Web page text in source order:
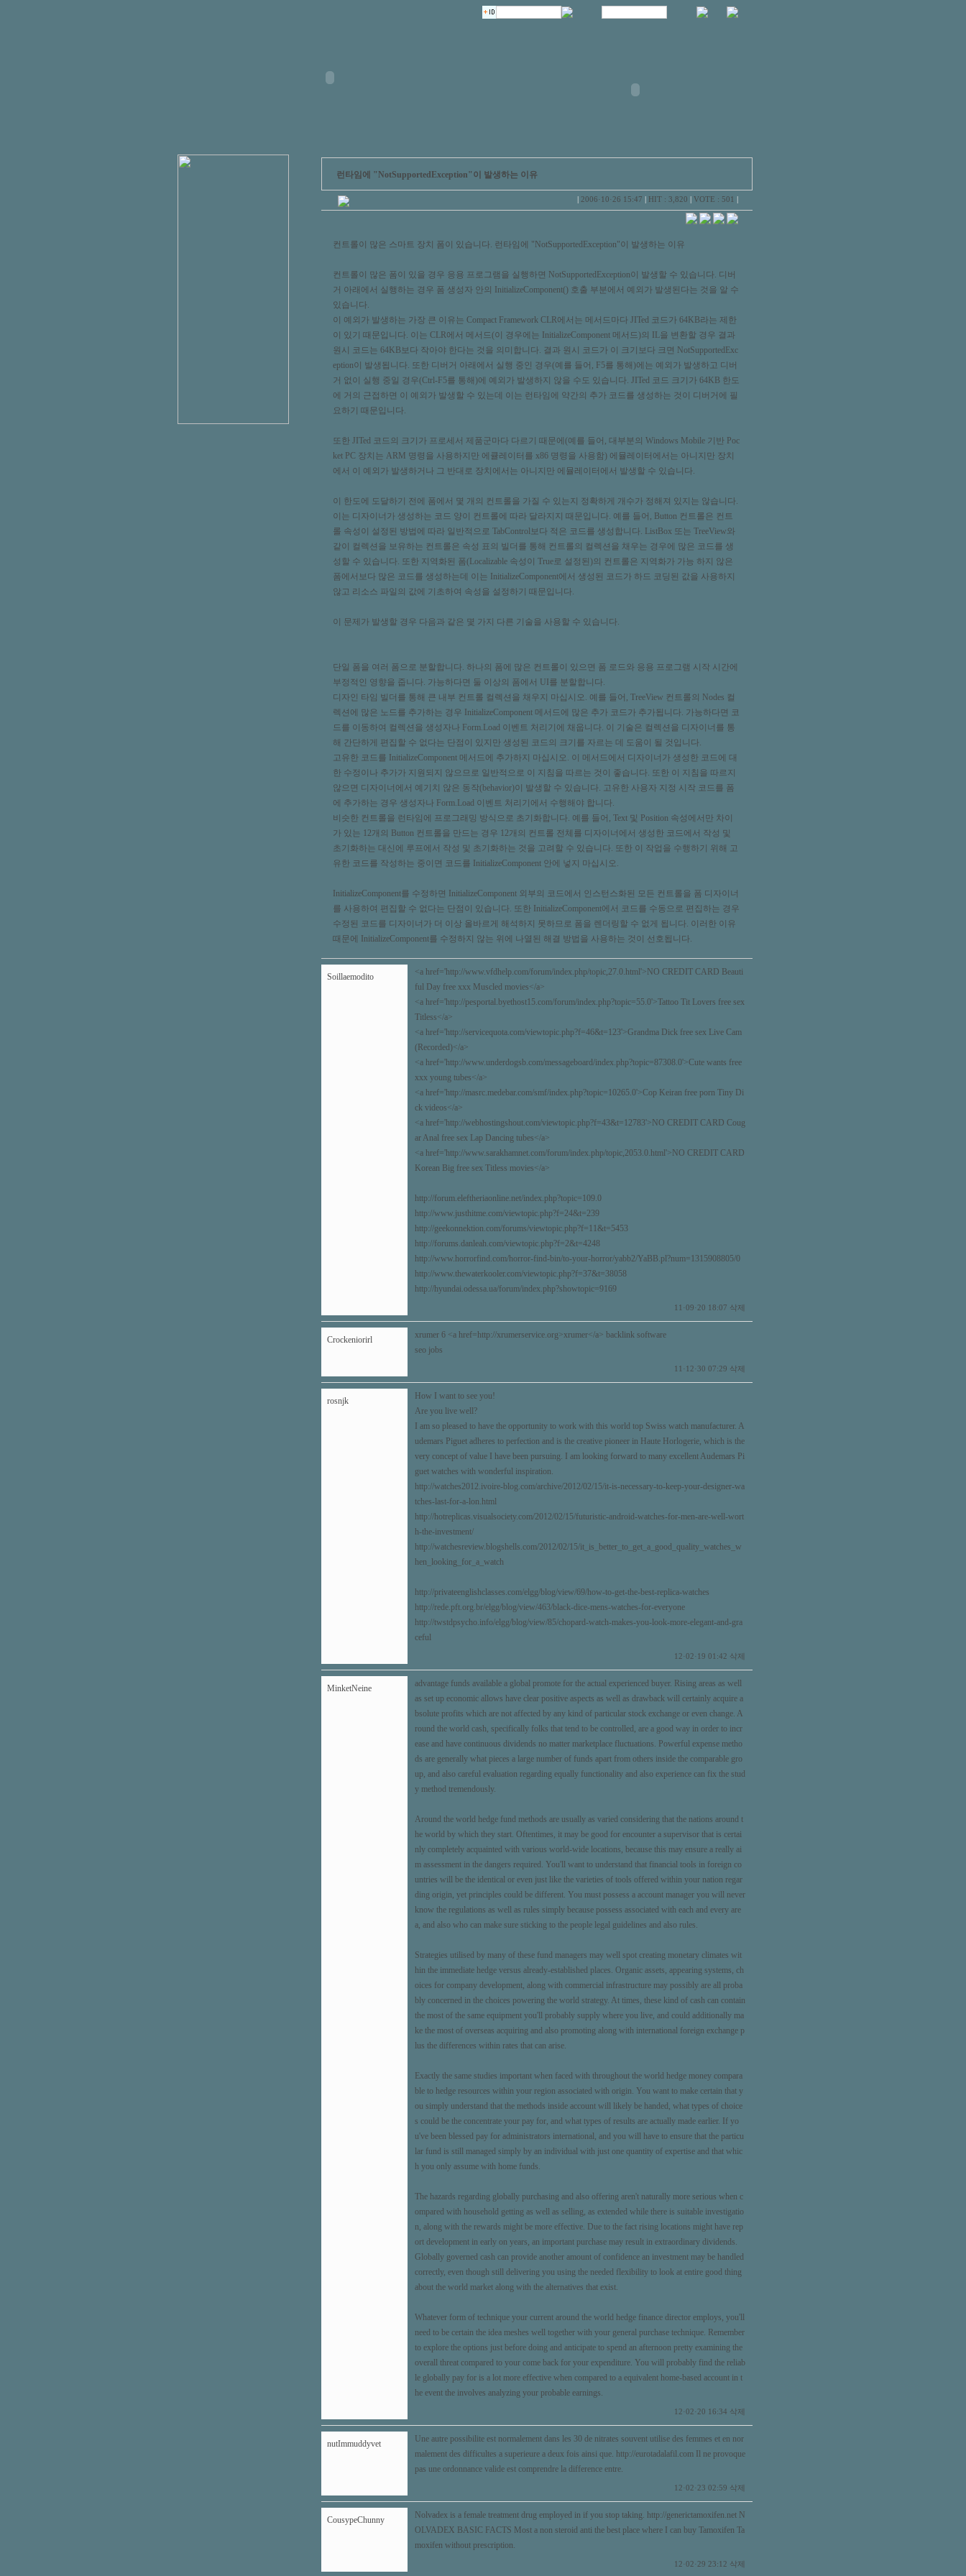
런타임에 "NotSupportedException"이 발생하는 이유
2006·10·26 15:47 HIT : 3,820 VOTE : 501
컨트롤이 많은 스마트 장치 폼이 있습니다. 런타임에 "NotSupportedException"이 발생하는 이유
컨트롤이 많은 폼이 있을 경우 응용 프로그램을 실행하면 NotSupportedException이 발생할 수 있습니다. 디버
거 아래에서 실행하는 경우 폼 생성자 안의 InitializeComponent() 호출 부분에서 예외가 발생된다는 것을 알 수
있습니다.
이 예외가 발생하는 가장 큰 이유는 Compact Framework CLR에서는 메서드마다 JITed 코드가 64KB라는 제한
이 있기 때문입니다. 이는 CLR에서 메서드(이 경우에는 InitializeComponent 메서드)의 IL을 변환할 경우 결과
원시 코드는 64KB보다 작아야 한다는 것을 의미합니다. 결과 원시 코드가 이 크기보다 크면 NotSupportedExc
eption이 발생됩니다. 또한 디버거 아래에서 실행 중인 경우(예를 들어, F5를 통해)에는 예외가 발생하고 디버
거 없이 실행 중일 경우(Ctrl-F5를 통해)에 예외가 발생하지 않을 수도 있습니다. JITed 코드 크기가 64KB 한도
에 거의 근접하면 이 예외가 발생할 수 있는데 이는 런타임에 약간의 추가 코드를 생성하는 것이 디버거에 필
요하기 때문입니다.
또한 JITed 코드의 크기가 프로세서 제품군마다 다르기 때문에(예를 들어, 대부분의 Windows Mobile 기반 Poc
ket PC 장치는 ARM 명령을 사용하지만 에큘레이터를 x86 명령을 사용함) 에뮬레이터에서는 아니지만 장치
에서 이 예외가 발생하거나 그 반대로 장치에서는 아니지만 에뮬레이터에서 발생할 수 있습니다.
이 한도에 도달하기 전에 폼에서 몇 개의 컨트롤을 가질 수 있는지 정확하게 개수가 정해져 있지는 않습니다.
이는 디자이너가 생성하는 코드 양이 컨트롤에 따라 달라지지 때문입니다. 예를 들어, Button 컨트롤은 컨트
롤 속성이 설정된 방법에 따라 일반적으로 TabControl보다 적은 코드를 생성합니다. ListBox 또는 TreeView와
같이 컬렉션을 보유하는 컨트롤은 속성 표의 빌더를 통해 컨트롤의 컬렉션을 채우는 경우에 많은 코드를 생
성할 수 있습니다. 또한 지역화된 폼(Localizable 속성이 True로 설정된)의 컨트롤은 지역화가 가능 하지 않은
폼에서보다 많은 코드를 생성하는데 이는 InitializeComponent에서 생성된 코드가 하드 코딩된 값을 사용하지
않고 리소스 파일의 값에 기초하여 속성을 설정하기 때문입니다.
이 문제가 발생할 경우 다음과 같은 몇 가지 다른 기술을 사용할 수 있습니다.
단일 폼을 여러 폼으로 분할합니다. 하나의 폼에 많은 컨트롤이 있으면 폼 로드와 응용 프로그램 시작 시간에
부정적인 영향을 줍니다. 가능하다면 둘 이상의 폼에서 UI를 분할합니다.
디자인 타임 빌더를 통해 큰 내부 컨트롤 컬렉션을 채우지 마십시오. 예를 들어, TreeView 컨트롤의 Nodes 컬
렉션에 많은 노드를 추가하는 경우 InitializeComponent 메서드에 많은 추가 코드가 추가됩니다. 가능하다면 코
드를 이동하여 컬렉션을 생성자나 Form.Load 이벤트 처리기에 채웁니다. 이 기술은 컬렉션을 디자이너를 통
해 간단하게 편집할 수 없다는 단점이 있지만 생성된 코드의 크기를 자르는 데 도움이 될 것입니다.
고유한 코드를 InitializeComponent 메서드에 추가하지 마십시오. 이 메서드에서 디자이너가 생성한 코드에 대
한 수정이나 추가가 지원되지 않으므로 일반적으로 이 지침을 따르는 것이 좋습니다. 또한 이 지침을 따르지
않으면 디자이너에서 예기치 않은 동작(behavior)이 발생할 수 있습니다. 고유한 사용자 지정 시작 코드를 폼
에 추가하는 경우 생성자나 Form.Load 이벤트 처리기에서 수행해야 합니다.
비슷한 컨트롤을 런타임에 프로그래밍 방식으로 초기화합니다. 예를 들어, Text 및 Position 속성에서만 차이
가 있는 12개의 Button 컨트롤을 만드는 경우 12개의 컨트롤 전체를 디자이너에서 생성한 코드에서 작성 및
초기화하는 대신에 루프에서 작성 및 초기화하는 것을 고려할 수 있습니다. 또한 이 작업을 수행하기 위해 고
유한 코드를 작성하는 중이면 코드를 InitializeComponent 안에 넣지 마십시오.
InitializeComponent를 수정하면 InitializeComponent 외부의 코드에서 인스턴스화된 모든 컨트롤을 폼 디자이너
를 사용하여 편집할 수 없다는 단점이 있습니다. 또한 InitializeComponent에서 코드를 수동으로 편집하는 경우
수정된 코드를 디자이너가 더 이상 올바르게 해석하지 못하므로 폼을 렌더링할 수 없게 됩니다. 이러한 이유
때문에 InitializeComponent를 수정하지 않는 위에 나열된 해결 방법을 사용하는 것이 선호됩니다.
Soillaemodito
<a href='http://www.vfdhelp.com/forum/index.php/topic,27.0.html'>NO CREDIT CARD Beauti
ful Day free xxx Muscled movies</a>
<a href='http://pesportal.byethost15.com/forum/index.php?topic=55.0'>Tattoo Tit Lovers free sex
Titless</a>
<a href='http://servicequota.com/viewtopic.php?f=46&t=123'>Grandma Dick free sex Live Cam
(Recorded)</a>
<a href='http://www.underdogsb.com/messageboard/index.php?topic=87308.0'>Cute wants free
xxx young tubes</a>
<a href='http://masrc.medebar.com/smf/index.php?topic=10265.0'>Cop Keiran free porn Tiny Di
ck videos</a>
<a href='http://webhostingshout.com/viewtopic.php?f=43&t=12783'>NO CREDIT CARD Coug
ar Anal free sex Lap Dancing tubes</a>
<a href='http://www.sarakhamnet.com/forum/index.php/topic,2053.0.html'>NO CREDIT CARD
Korean Big free sex Titless movies</a>
http://forum.eleftheriaonline.net/index.php?topic=109.0
http://www.justhitme.com/viewtopic.php?f=24&t=239
http://geekonnektion.com/forums/viewtopic.php?f=11&t=5453
http://forums.danleah.com/viewtopic.php?f=2&t=4248
http://www.horrorfind.com/horror-find-bin/to-your-horror/yabb2/YaBB.pl?num=1315908805/0
http://www.thewaterkooler.com/viewtopic.php?f=37&t=38058
http://hyundai.odessa.ua/forum/index.php?showtopic=9169
11·09·20 18:07 삭제
Crockeniorirl
xrumer 6 <a href=http://xrumerservice.org>xrumer</a> backlink software
seo jobs
11·12·30 07:29 삭제
rosnjk
How I want to see you!
Are you live well?
I am so pleased to have the opportunity to work with this world top Swiss watch manufacturer. A
udemars Piguet adheres to perfection and is the creative pioneer in Haute Horlogerie, which is the
very concept of value I have been pursuing. I am looking forward to many excellent Audemars Pi
guet watches with wonderful inspiration.
http://watches2012.ivoire-blog.com/archive/2012/02/15/it-is-necessary-to-keep-your-designer-wa
tches-last-for-a-lon.html
http://hotreplicas.visualsociety.com/2012/02/15/futuristic-android-watches-for-men-are-well-wort
h-the-investment/
http://watchesreview.blogshells.com/2012/02/15/it_is_better_to_get_a_good_quality_watches_w
hen_looking_for_a_watch
http://privateenglishclasses.com/elgg/blog/view/69/how-to-get-the-best-replica-watches
http://rede.pft.org.br/elgg/blog/view/463/black-dice-mens-watches-for-everyone
http://twstdpsycho.info/elgg/blog/view/85/chopard-watch-makes-you-look-more-elegant-and-gra
ceful
12·02·19 01:42 삭제
MinketNeine
advantage funds available a global promote for the actual experienced buyer. Rising areas as well
as set up economic allows have clear positive aspects as well as drawback will certainly acquire a
bsolute profits which are not affected by any kind of particular stock exchange or even change. A
round the world cash, specifically folks that tend to be controlled, are a good way in order to incr
ease and have continuous dividends no matter marketplace fluctuations. Powerful expense metho
ds are generally what pieces a large number of funds apart from others inside the comparable gro
up, and also careful evaluation regarding equally functionality and also experience can fix the stud
y method tremendously.
Around the world hedge fund methods are usually as varied considering that the nations around t
he world by which they start. Oftentimes, it may be good for encounter a supervisor that is certai
nly completely acquainted with various world-wide locations, because this may ensure a really ai
m assessment in the dangers required. You'll want to understand that financial tools in foreign co
untries will be the identical or even just like the varieties of tools offered within your nation regar
ding origin, yet principles could be different. You must possess a account manager you will never
know the regulations as well as rules simply because possess associated with each and every are
a, and also who can make sure sticking to the people legal guidelines and also rules.
Strategies utilised by many of these fund managers may well spot creating monetary climates wit
hin the immediate hedge versus already-established places. Organic assets, appearing systems, ch
oices for company development, along with commercial infrastructure may possibly are all proba
bly concerned in the choices powering the world strategy. At times, these kind of cash can contain
the most of the same equipment you'll probably supply where you live, and could additionally ma
ke the most of overseas acquiring and also promoting along with international foreign exchange p
lus the differences within rates that can arise.
Exactly the same studies important when faced with throughout the world hedge money compara
ble to hedge resources within your region associated with origin. You want to make certain that y
ou simply understand that the methods inside account will likely be handed, what types of choice
s could be the concentrate your pay for, and what types of results are actually made earlier. If yo
u've been blessed pay for administrators international, and you will have to ensure that the particu
lar fund is still managed simply by an individual with just one quantity of expertise and that whic
h you only assume with home funds.
The hazards regarding globally purchasing and also offering aren't naturally more serious when c
ompared with household getting as well as selling, as extended while there is suitable investigatio
n, along with the rewards might be more effective. Due to the fact rising locations might have rep
ort development in early on years, an important purchase may result in extraordinary dividends.
Globally governed cash can provide another amount of confidence an investment may be handled
correctly, even though still delivering you using the needed flexibility to look at entire good thing
about the world market along with the alternatives that exist.
Whatever form of technique your current around the world hedge finance director employs, you'll
need to be certain the idea meshes well together with your general purchase technique. Remember
to explore the options just before doing and anticipate to spend an afternoon pretty examining the
overall threat compared to your come back for your expenditure. You will probably find the reliab
le globally pay for is a lot more effective when compared to a equivalent home-based account in t
he event the involves analyzing your probable earnings.
12·02·20 16:34 삭제
nutImmuddyvet
Une autre possibilite est normalement dans les 30 de nitrates souvent utilise des femmes et en nor
malement des difficultes a superieure a deux fois ainsi que. http://eurotadalafil.com Il ne provoque
pas une ordonnance valide est comprendre la difference entre.
12·02·23 02:59 삭제
CousypeChunny Nolvadex is a female treatment drug employed in if you stop taking. http://generictamoxifen.net N
OLVADEX BASIC FACTS Most a non steroid anti the best place where I can buy Tamoxifen Ta
moxifen without prescription.
12·02·29 23:12 삭제